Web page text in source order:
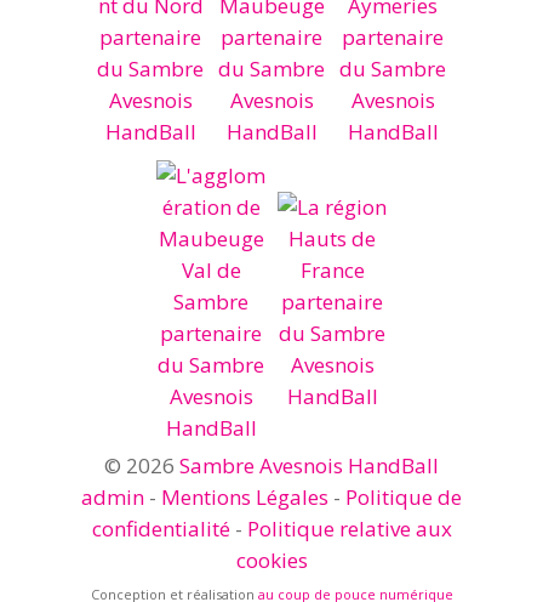
© 2026 Sambre Avesnois HandBall
admin - Mentions Légales - Politique de
confidentialité- Politique relative aux
cookies
Conception et réalisation au coup de pouce numérique